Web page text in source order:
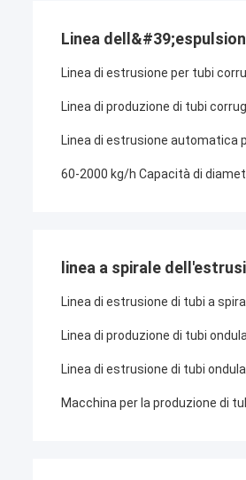
Linea
Linea di estrusione per tubi
Linea di produzione di tubi
Linea di estrusione automatica
60-2000 kg/h Capacità di
linea a spirale
Linea di estrusione di tubi a
Linea di produzione di tubi
Linea di estrusione di tubi
Macchina per la produzione di